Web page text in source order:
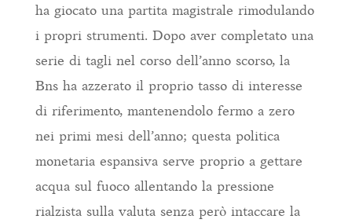
ha giocato una partita magistrale rimodulando
i propri strumenti. Dopo aver completato una
serie di tagli nel corso dell’anno scorso, la
Bns ha azzerato il proprio tasso di interesse
di riferimento, mantenendolo fermo a zero
nei primi mesi dell’anno; questa politica
monetaria espansiva serve proprio a gettare
acqua sul fuoco allentando la pressione
rialzista sulla valuta senza però intaccare la